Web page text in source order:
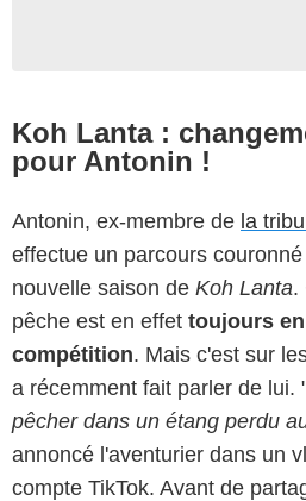
Koh Lanta :
pour Antonin !
Antonin, ex-membre de la
effectue un parcours
nouvelle saison de Koh Lanta.
pêche est en effet toujours
compétition. Mais c'est sur
a récemment fait parler de lui.
pêcher dans un étang perdu
annoncé l'aventurier dans un
compte TikTok. Avant de